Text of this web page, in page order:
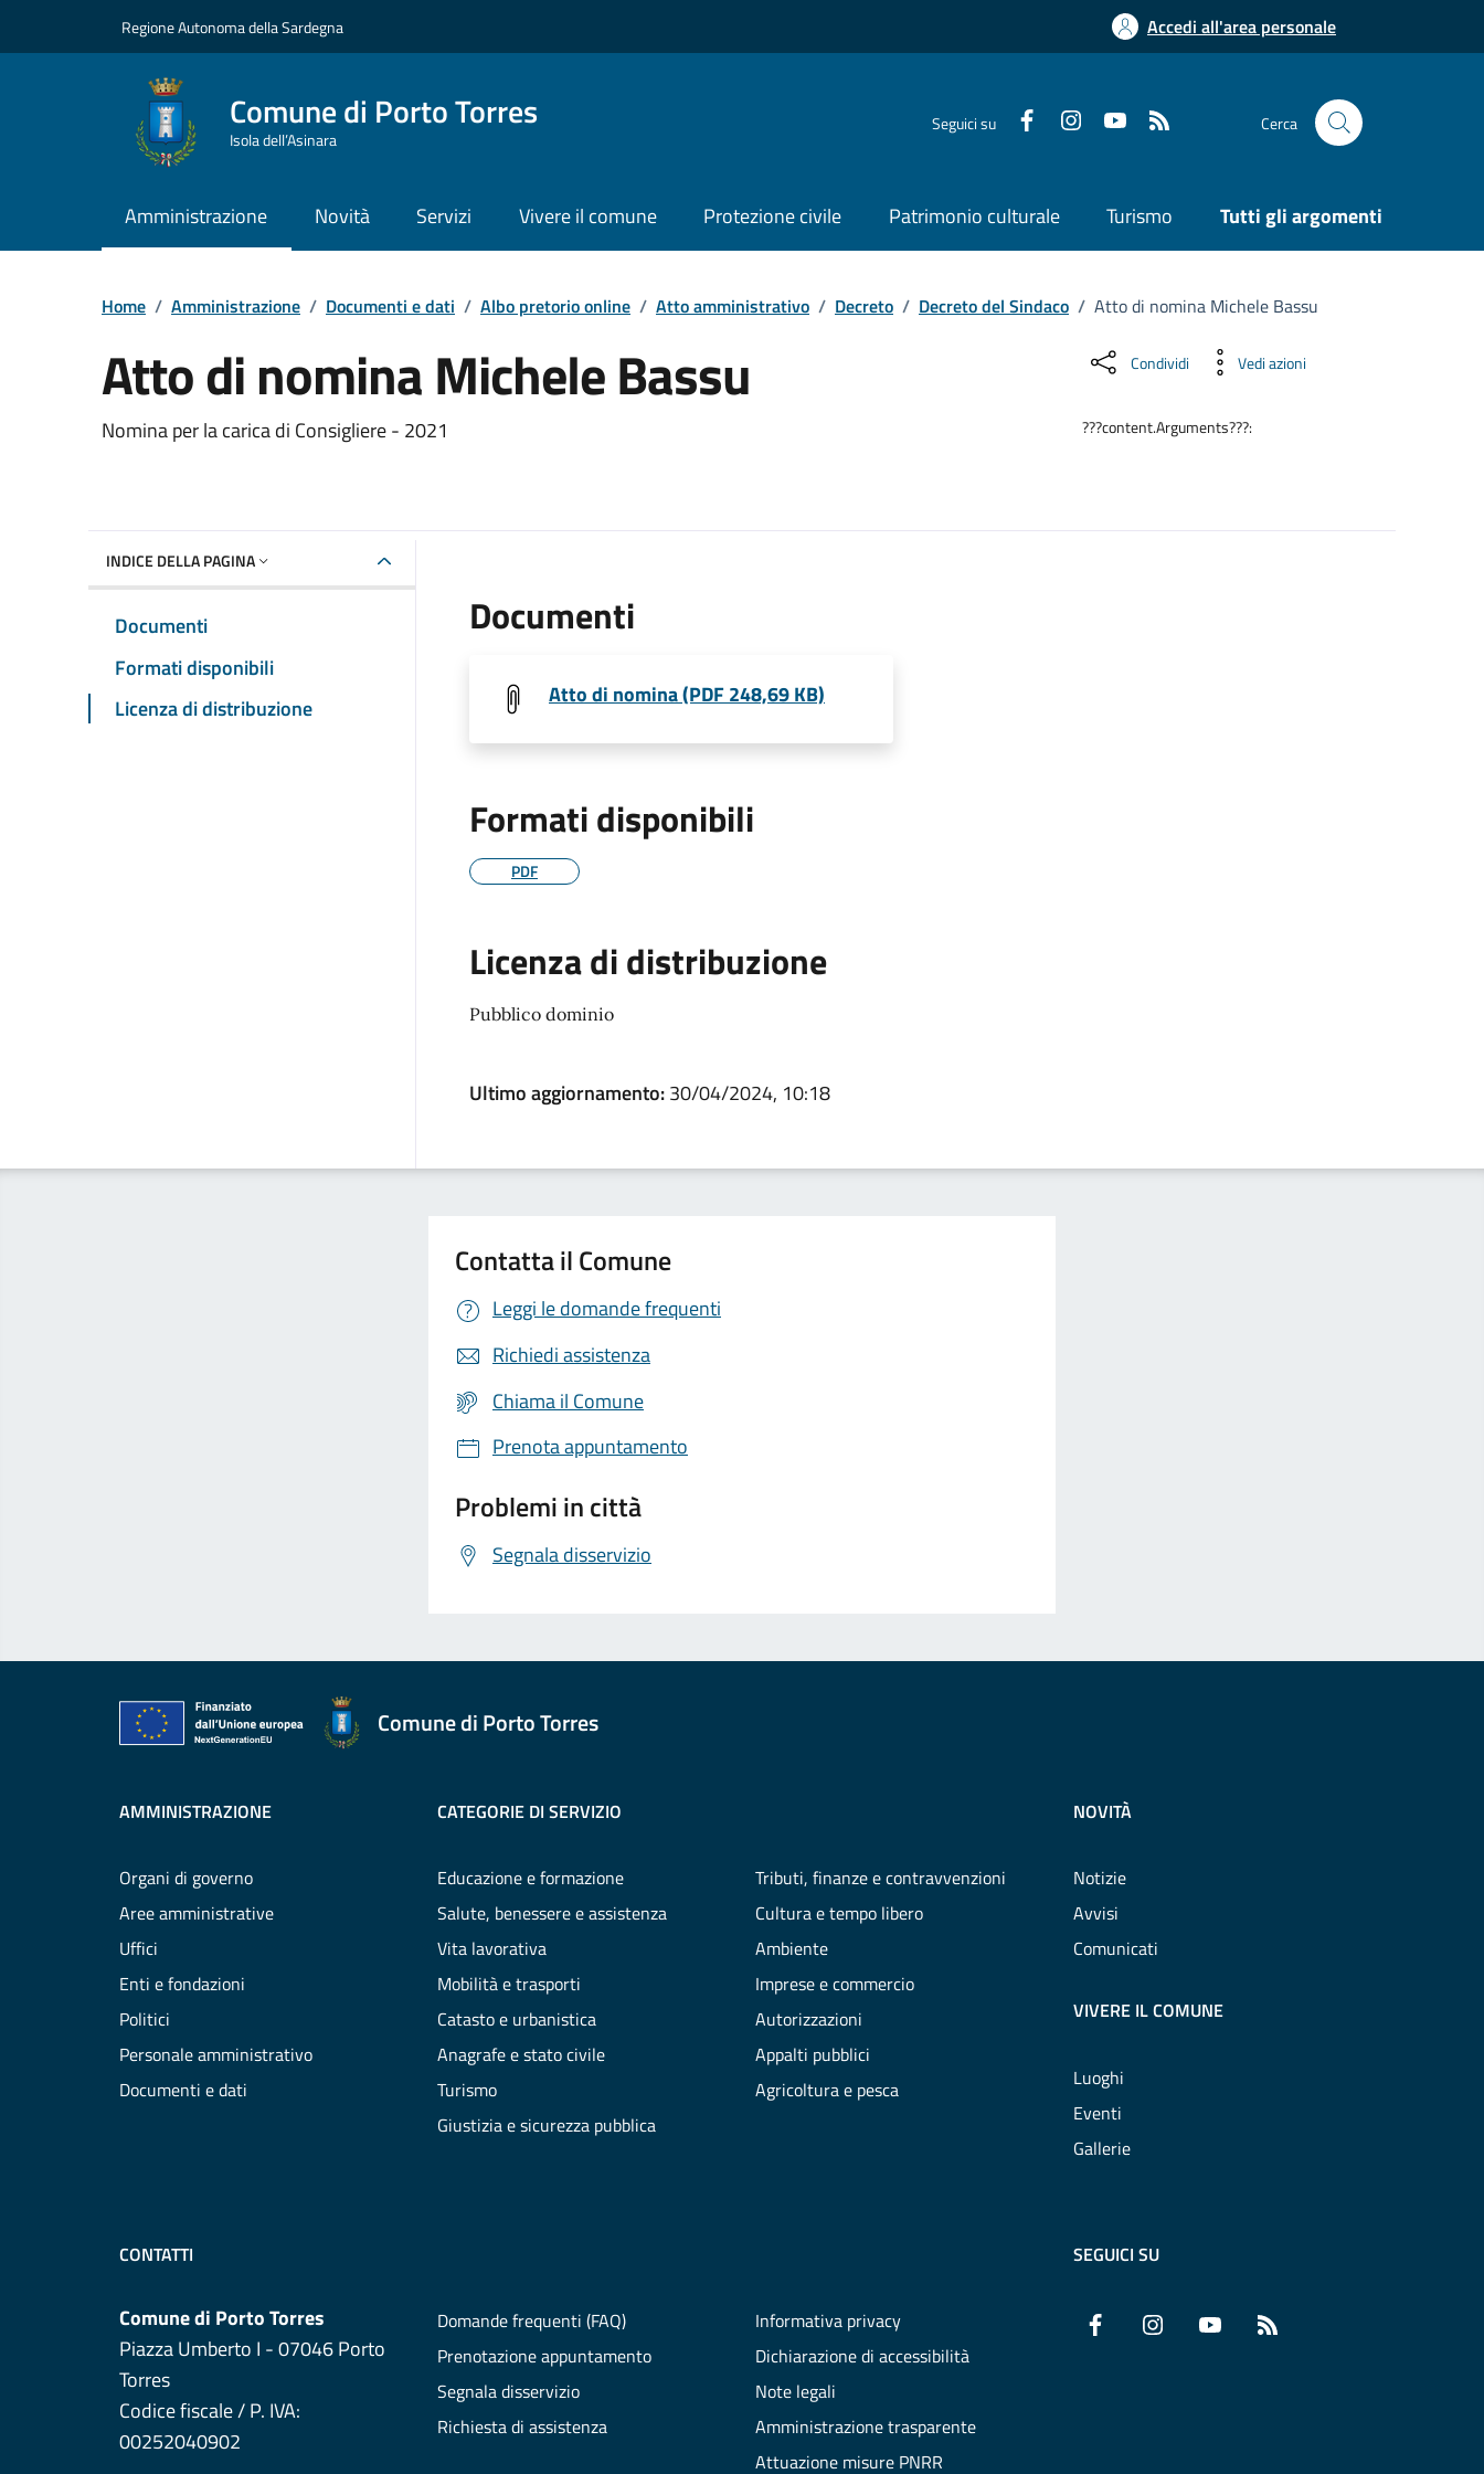
Regione Autonoma della Sardegna Accedi all'area personale
Comune di Porto Torres
Isola dell’Asinara
Seguici su Cerca
Amministrazione Novità Servizi Vivere il comune Protezione civile Patrimonio culturale Turismo Tutti gli argomenti
Home / Amministrazione / Documenti e dati / Albo pretorio online / Atto amministrativo / Decreto / Decreto del Sindaco / Atto di nomina Michele Bassu
Atto di nomina Michele Bassu
Dettaglio del documento
Nomina per la carica di Consigliere - 2021
Condividi Vedi azioni
???content.Arguments???:
INDICE DELLA PAGINA
Documenti
Formati disponibili
Licenza di distribuzione
Documenti
Atto di nomina (PDF 248,69 KB)
Formati disponibili
PDF
Licenza di distribuzione
Pubblico dominio
Ultimo aggiornamento:30/04/2024, 10:18
Contatta il Comune
Leggi le domande frequenti
Richiedi assistenza
Chiama il Comune
Prenota appuntamento
Problemi in città
Segnala disservizio
Comune di Porto Torres
AMMINISTRAZIONE
Organi di governo
Aree amministrative
Uffici
Enti e fondazioni
Politici
Personale amministrativo
Documenti e dati
CATEGORIE DI SERVIZIO
Educazione e formazione
Salute, benessere e assistenza
Vita lavorativa
Mobilità e trasporti
Catasto e urbanistica
Anagrafe e stato civile
Turismo
Giustizia e sicurezza pubblica
Tributi, finanze e contravvenzioni
Cultura e tempo libero
Ambiente
Imprese e commercio
Autorizzazioni
Appalti pubblici
Agricoltura e pesca
NOVITÀ
Notizie
Avvisi
Comunicati
VIVERE IL COMUNE
Luoghi
Eventi
Gallerie
CONTATTI
Comune di Porto Torres
Piazza Umberto I - 07046 Porto
Torres
Codice fiscale / P. IVA:
00252040902
Domande frequenti (FAQ)
Prenotazione appuntamento
Segnala disservizio
Richiesta di assistenza
Informativa privacy
Dichiarazione di accessibilità
Note legali
Amministrazione trasparente
Attuazione misure PNRR
SEGUICI SU
Facebook InstagramYouTube